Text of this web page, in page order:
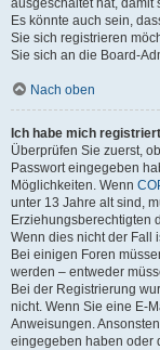
ausgeschaltet hat, damit
Es könnte auch sein,
Sie sich registrieren
Sie sich an die Board-
Nach oben
Ich habe mich
Überprüfen Sie zuerst,
Passwort eingegeben
Möglichkeiten. Wenn
unter 13 Jahre alt sind,
Erziehungsberechtigten
Wenn dies nicht der Fall
Bei einigen Foren
werden – entweder
Bei der Registrierung
nicht. Wenn Sie eine E-
Anweisungen.
eingegeben haben oder